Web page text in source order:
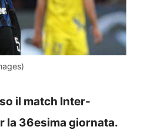
il match Inter-
la 36esima giornata.